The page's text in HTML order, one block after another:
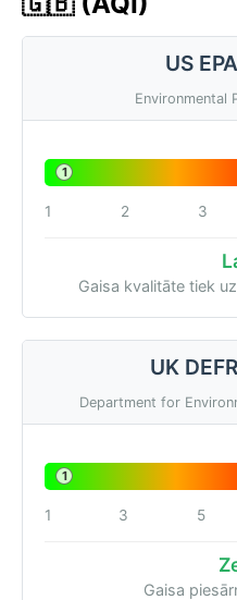
US
Environmental
1
1 2 3
Gaisa kvalitāte tiek
UK
Department for
1
1 3 5
Gaisa